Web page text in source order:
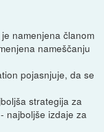
namenjena članom
nameščanju
pojasnjuje, da se
strategija za
najboljše izdaje za